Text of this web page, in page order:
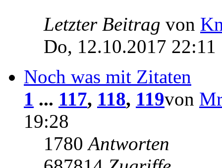
Letzter Beitrag von
Do, 12.10.2017 22:11
Noch was mit Zitaten
1 ... 117, 118, 119von
19:28
1780Antworten